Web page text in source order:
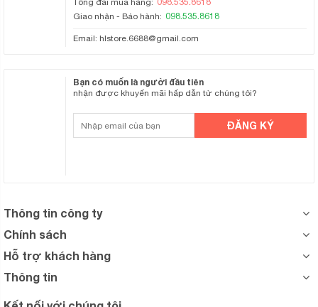
Tổng đài mua hàng:
Giao nhận - Bảo hành: 098.535.8618
Email: hlstore.6688@gmail.com
Bạn có muốn là người đầu tiên
nhận được khuyến mãi hấp dẫn từ chúng tôi?
Thông tin công ty
Chính sách
Hỗ trợ khách hàng
Thông tin